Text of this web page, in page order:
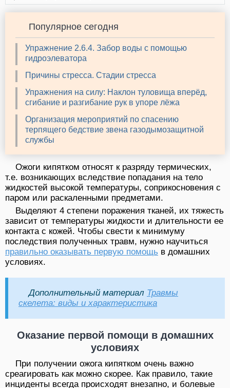
Популярное сегодня
Упражнение 2.6.4. Забор воды с помощью
гидроэлеватора
Причины стресса. Стадии стресса
Упражнения на силу: Наклон туловища вперёд,
сгибание и разгибание рук в упоре лёжа
Организация мероприятий по спасению
терпящего бедствие звена газодымозащитной
службы
Ожоги кипятком относят к разряду термических,
т.е. возникающих вследствие попадания на тело
жидкостей высокой температуры, соприкосновения с
паром или раскаленными предметами.
Выделяют 4 степени поражения тканей, их тяжесть
зависит от температуры жидкости и длительности ее
контакта с кожей. Чтобы свести к минимуму
последствия полученных травм, нужно научиться
правильно оказывать первую помощь в домашних
условиях.
Дополнительный материал Травмы
скелета: виды и характеристика
Оказание первой помощи в домашних
условиях
При получении ожога кипятком очень важно
среагировать как можно скорее. Как правило, такие
инциденты всегда происходят внезапно, и болевые